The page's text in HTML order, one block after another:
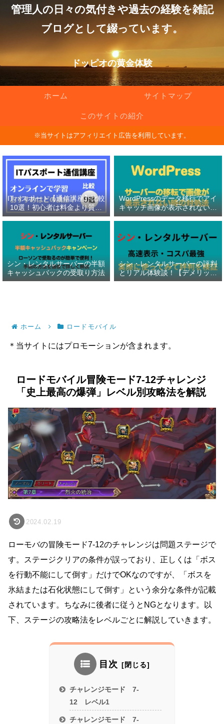
管理人の日々の気付きや過去の経験を雑記
ブログとして綴っています。
ドッピオの黄金体験
ホーム サイトマップ
このサイトの紹介
※当サイトはアフィリエイト広告を利用しています。
ITパスポート【通信講座】比較
10選！初心者は料金より質問
対応の有無を重視！
WordPressのデータ移行でアイ
キャッチ画像が表示されない原
因と対処法
シン・レンタルサーバーの半額
キャッシュバックの受取り方法
シン・レンタルサーバーの評判
とリアル体験談！【デメリット
暴露】
ホーム ロードモバイル
＊当サイトにはプロモーションが含まれます。
ロードモバイル冒険モード7-12チャレンジ
「史上最高の爆弾」レベル別攻略法を解説
2024.02.19
ローモバの冒険モード7-12のチャレンジは問題ステージで
す。ステージクリアの条件が誤っており、正しくは「ボス
を行動不能にして倒す」だけでOKなのですが、「ボスを
氷結または石化状態にして倒す」という余分な条件が記載
されています。ちなみに後者に従うとNGとなります。以
下、ステージの攻略法をレベルごとに解説していきます。
目次
チャレンジモード 7-
12 レベル1
チャレンジモード 7-